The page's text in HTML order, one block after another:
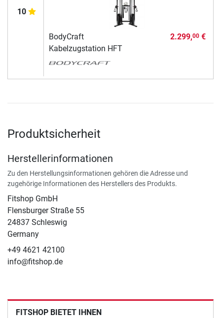
10
BodyCraft
Kabelzugstation HFT
2.299,00€
Produktsicherheit
Herstellerinformationen
Zu den Herstellungsinformationen gehören die Adresse und
zugehörige Informationen des Herstellers des Produkts.
Fitshop GmbH
Flensburger Straße 55
24837 Schleswig
Germany
+49 4621 42100
info@fitshop.de
FITSHOP BIETET IHNEN